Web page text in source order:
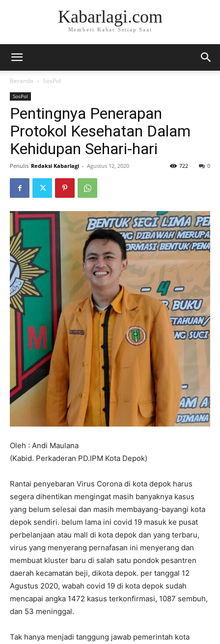
Kabarlagi.com
Memberi Kabar Setiap Saat
Beranda SosPol
SosPol
Pentingnya Penerapan
Protokol Kesehatan Dalam
Kehidupan Sehari-hari
Penulis Redaksi Kabarlagi - Agustus 12, 2020 0
722
Oleh : Andi Maulana
(Kabid. Perkaderan PD.IPM Kota Depok)
Rantai penyebaran Virus Corona di kota depok harus
segera dihentikan mengingat masih banyaknya kasus
yang belum selesai dan masih membayang-bayangi kota
depok sendiri. belum lama ini covid 19 masuk ke pusat
perbelanjaan atau mall di kota depok dan yang terbaru,
virus yang menyerang pernafasan ini menyerang dan
membuat kluster baru di salah satu pondok pesantren
daerah kecamatan beji, dikota depok. per tanggal 12
Agustus 2020, wabah covid 19 di kota depok sudah
mencapai angka 1472 kasus terkonfirmasi, 1087 sembuh,
dan 53 meninggal.
Tak hanya menjadi tanggung jawab pemerintah kota